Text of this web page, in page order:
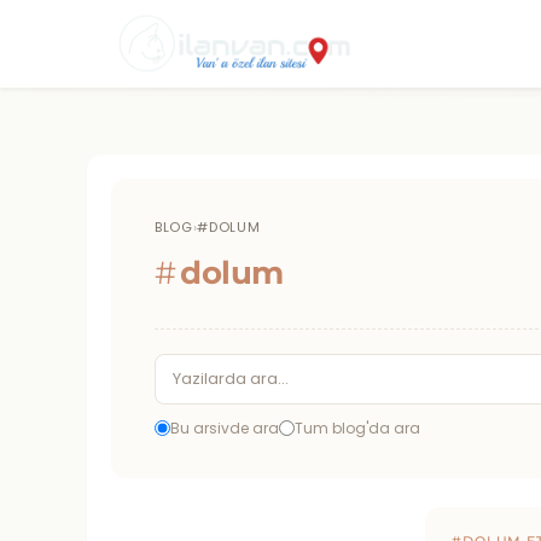
BLOG›#DOLUM
#dolum
Bu arsivde ara Tum blog'da ara